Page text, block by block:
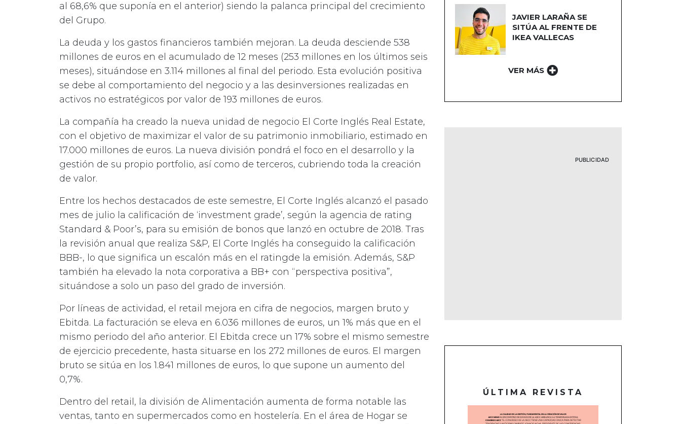
al 68,6% que suponía en el anterior) siendo la palanca principal del crecimiento
del Grupo.
La deuda y los gastos financieros también mejoran. La deuda desciende 538
millones de euros en el acumulado de 12 meses (253 millones en los últimos seis
meses), situándose en 3.114 millones al final del periodo. Esta evolución positiva
se debe al comportamiento del negocio y a las desinversiones realizadas en
activos no estratégicos por valor de 193 millones de euros.
La compañía ha creado la nueva unidad de negocio El Corte Inglés Real Estate,
con el objetivo de maximizar el valor de su patrimonio inmobiliario, estimado en
17.000 millones de euros. La nueva división pondrá el foco en el desarrollo y la
gestión de su propio portfolio, así como de terceros, cubriendo toda la creación
de valor.
Entre los hechos destacados de este semestre, El Corte Inglés alcanzó el pasado
mes de julio la calificación de ‘investment grade’, según la agencia de rating
Standard & Poor’s, para su emisión de bonos que lanzó en octubre de 2018. Tras
la revisión anual que realiza S&P, El Corte Inglés ha conseguido la calificación
BBB-, lo que significa un escalón más en el ratingde la emisión. Además, S&P
también ha elevado la nota corporativa a BB+ con “perspectiva positiva”,
situándose a solo un paso del grado de inversión.
Por líneas de actividad, el retail mejora en cifra de negocios, margen bruto y
Ebitda. La facturación se eleva en 6.036 millones de euros, un 1% más que en el
mismo periodo del año anterior. El Ebitda crece un 17% sobre el mismo semestre
de ejercicio precedente, hasta situarse en los 272 millones de euros. El margen
bruto se sitúa en los 1.841 millones de euros, lo que supone un aumento del
0,7%.
Dentro del retail, la división de Alimentación aumenta de forma notable las
ventas, tanto en supermercados como en hostelería. En el área de Hogar se
JAVIER LARAÑA SE
SITÚA AL FRENTE DE
IKEA VALLECAS
VER MÁS
PUBLICIDAD
ÚLTIMA REVISTA